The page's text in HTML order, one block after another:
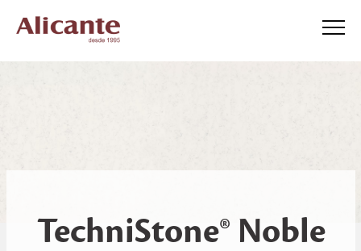
TechniStone® Noble